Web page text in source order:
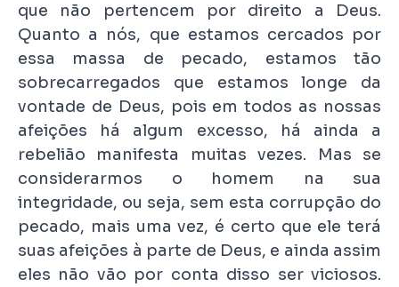
que não pertencem por direito a Deus.
Quanto a nós, que estamos cercados por
essa massa de pecado, estamos tão
sobrecarregados que estamos longe da
vontade de Deus, pois em todos as nossas
afeições há algum excesso, há ainda a
rebelião manifesta muitas vezes. Mas se
considerarmos o homem na sua
integridade, ou seja, sem esta corrupção do
pecado, mais uma vez, é certo que ele terá
suas afeições à parte de Deus, e ainda assim
eles não vão por conta disso ser viciosos.